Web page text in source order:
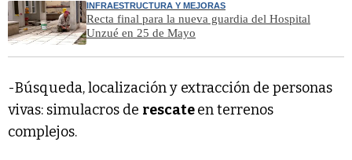
INFRAESTRUCTURA Y MEJORAS
Recta final para la nueva guardia del Hospital
Unzué en 25 de Mayo
-Búsqueda, localización y extracción de personas
vivas: simulacros de rescateen terrenos
complejos.